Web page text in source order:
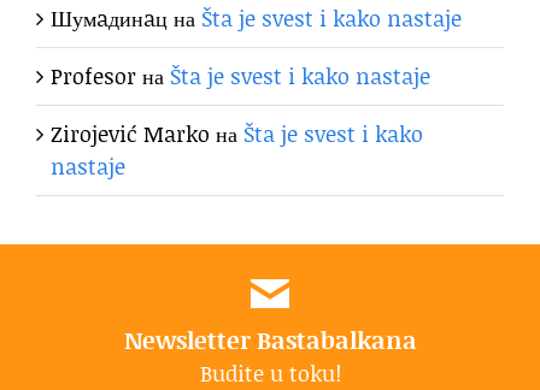
Шумaдинaцна Šta je svest i kako nastaje
Profesorна Šta je svest i kako nastaje
Zirojević Marko на Šta je svest i kako
nastaje
Newsletter Bastabalkana
Budite u toku!